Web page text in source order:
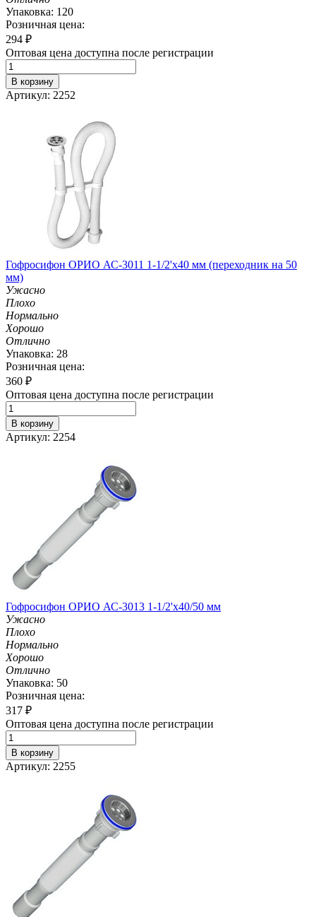
Упаковка: 120
Розничная цена:
294 ₽
Оптовая цена доступна после регистрации
В корзину
Артикул: 2252
Гофросифон ОРИО АС-3011 1-1/2'х40 мм (переходник на 50
мм)
Ужасно
Плохо
Нормально
Хорошо
Отлично
Упаковка: 28
Розничная цена:
360 ₽
Оптовая цена доступна после регистрации
В корзину
Артикул: 2254
Гофросифон ОРИО АС-3013 1-1/2'х40/50 мм
Ужасно
Плохо
Нормально
Хорошо
Отлично
Упаковка: 50
Розничная цена:
317 ₽
Оптовая цена доступна после регистрации
В корзину
Артикул: 2255